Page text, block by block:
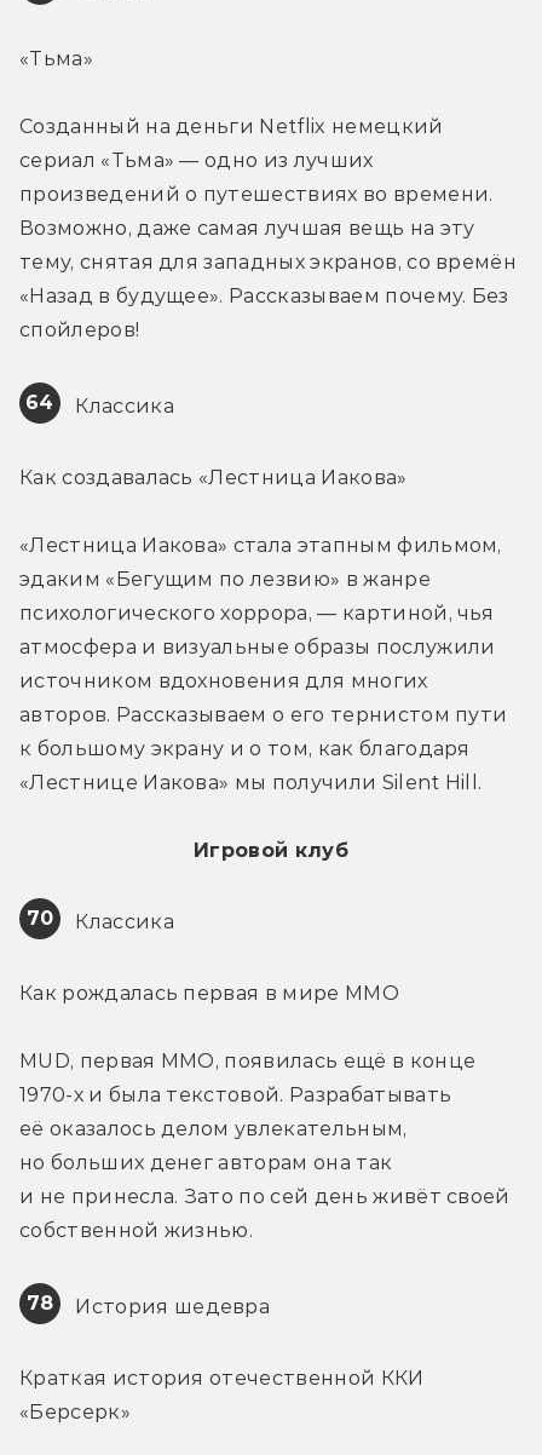
«Тьма»
Созданный на деньги Netflix немецкий
сериал «Тьма» — одно из лучших
произведений о путешествиях во времени.
Возможно, даже самая лучшая вещь на эту
тему, снятая для западных экранов, со времён
«Назад в будущее». Рассказываем почему. Без
спойлеров!
64 Классика
Как создавалась «Лестница Иакова»
«Лестница Иакова» стала этапным фильмом,
эдаким «Бегущим по лезвию» в жанре
психологического хоррора, — картиной, чья
атмосфера и визуальные образы послужили
источником вдохновения для многих
авторов. Рассказываем о его тернистом пути
к большому экрану и о том, как благодаря
«Лестнице Иакова» мы получили Silent Hill.
Игровой клуб
70 Классика
Как рождалась первая в мире MMO
MUD, первая ММО, появилась ещё в конце
1970-х и была текстовой. Разрабатывать
её оказалось делом увлекательным,
но больших денег авторам она так
и не принесла. Зато по сей день живёт своей
собственной жизнью.
78 История шедевра
Краткая история отечественной ККИ
«Берсерк»